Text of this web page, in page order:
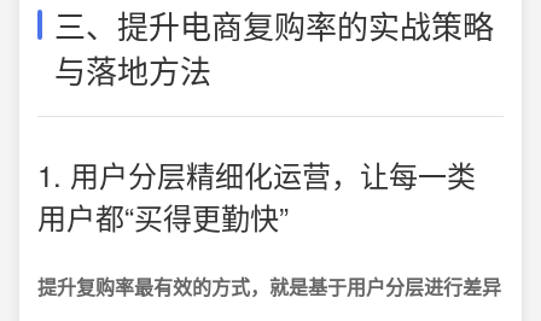
三、提升电商复购率的实战策略
与落地方法
1. 用户分层精细化运营，让每一类
用户都“买得更勤快”
提升复购率最有效的方式，就是基于用户分层进行差异